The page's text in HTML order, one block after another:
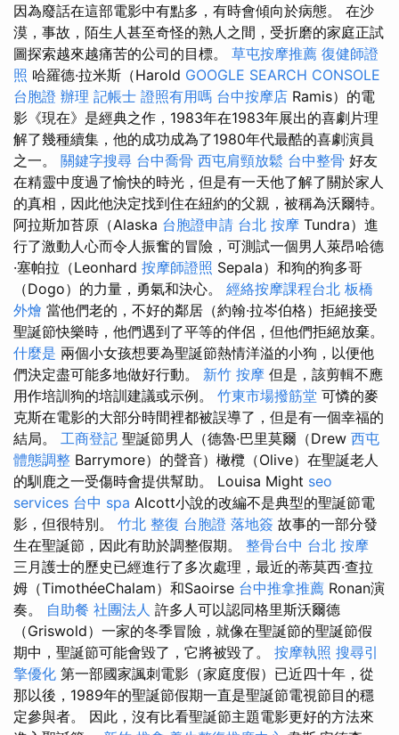
因為廢話在這部電影中有點多，有時會傾向於病態。 在沙
漠，事故，陌生人甚至奇怪的熟人之間，受折磨的家庭正試
圖探索越來越痛苦的公司的目標。 草屯按摩推薦 復健師證
照 哈羅德·拉米斯（Harold GOOGLE SEARCH CONSOLE
台胞證 辦理 記帳士 證照有用嗎 台中按摩店 Ramis）的電
影《現在》是經典之作，1983年在1983年展出的喜劇片理
解了幾種續集，他的成功成為了1980年代最酷的喜劇演員
之一。 關鍵字搜尋 台中喬骨 西屯肩頸放鬆 台中整骨 好友
在精靈中度過了愉快的時光，但是有一天他了解了關於家人
的真相，因此他決定找到住在紐約的父親，被稱為沃爾特。
阿拉斯加苔原（Alaska 台胞證申請 台北 按摩 Tundra）進
行了激動人心而令人振奮的冒險，可測試一個男人萊昂哈德
·塞帕拉（Leonhard 按摩師證照 Sepala）和狗的狗多哥
（Dogo）的力量，勇氣和決心。 經絡按摩課程台北 板橋
外燴 當他們老的，不好的鄰居（約翰·拉岑伯格）拒絕接受
聖誕節快樂時，他們遇到了平等的伴侶，但他們拒絕放棄。
什麼是 兩個小女孩想要為聖誕節熱情洋溢的小狗，以便他
們決定盡可能多地做好行動。 新竹 按摩 但是，該剪輯不應
用作培訓狗的培訓建議或示例。 竹東市場撥筋堂 可憐的麥
克斯在電影的大部分時間裡都被誤導了，但是有一個幸福的
結局。 工商登記 聖誕節男人（德魯·巴里莫爾（Drew 西屯
體態調整 Barrymore）的聲音）橄欖（Olive）在聖誕老人
的馴鹿之一受傷時會提供幫助。 Louisa Might seo
services 台中 spa Alcott小說的改編不是典型的聖誕節電
影，但很特別。 竹北 整復 台胞證 落地簽 故事的一部分發
生在聖誕節，因此有助於調整假期。 整骨台中 台北 按摩
三月護士的歷史已經進行了多次處理，最近的蒂莫西·查拉
姆（TimothéeChalam）和Saoirse 台中推拿推薦 Ronan演
奏。 自助餐 社團法人 許多人可以認同格里斯沃爾德
（Griswold）一家的冬季冒險，就像在聖誕節的聖誕節假
期中，聖誕節可能會毀了，它將被毀了。 按摩執照 搜尋引
擎優化 第一部國家諷刺電影（家庭度假）已近四十年，從
那以後，1989年的聖誕節假期一直是聖誕節電視節目的穩
定參與者。 因此，沒有比看聖誕節主題電影更好的方法來